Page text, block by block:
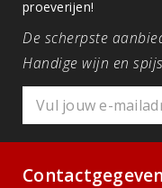
proeverijen!
De scherpste
Handige wijn en